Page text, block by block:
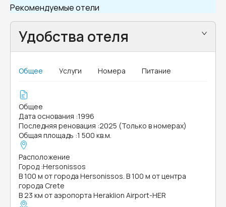
Рекомендуемые отели
Удобства отеля
Общее Услуги Номера Питание
Общее
Дата основания :1996
Последняя реновация :2025 (Только в номерах)
Общая площадь :1 500 кв.м.
Расположение
Город :Hersonissos
В 100 м от города Hersonissos. В 100 м от центра
города Crete
В 23 км от аэропорта Heraklion Airport-HER